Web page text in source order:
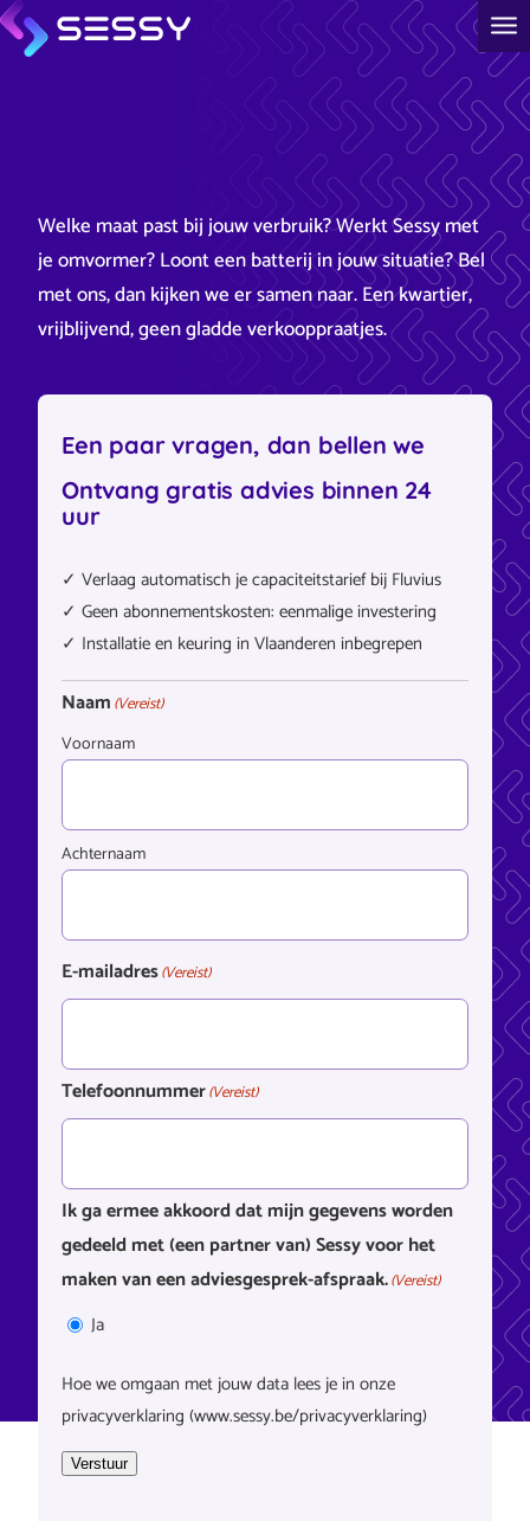
Welke maat past bij jouw verbruik? Werkt Sessy met
je omvormer? Loont een batterij in jouw situatie? Bel
met ons, dan kijken we er samen naar. Een kwartier,
vrijblijvend, geen gladde verkooppraatjes.
Een paar vragen, dan bellen we
Ontvang gratis advies binnen 24
uur
✓ Verlaag automatisch je capaciteitstarief bij Fluvius
✓ Geen abonnementskosten: eenmalige investering
✓ Installatie en keuring in Vlaanderen inbegrepen
Naam(Vereist)
Voornaam
Achternaam
E-mailadres(Vereist)
Telefoonnummer(Vereist)
Ik ga ermee akkoord dat mijn gegevens worden
gedeeld met (een partner van) Sessy voor het
maken van een adviesgesprek-afspraak.(Vereist)
Ja
Hoe we omgaan met jouw data lees je in onze
privacyverklaring (www.sessy.be/privacyverklaring)
Verstuur